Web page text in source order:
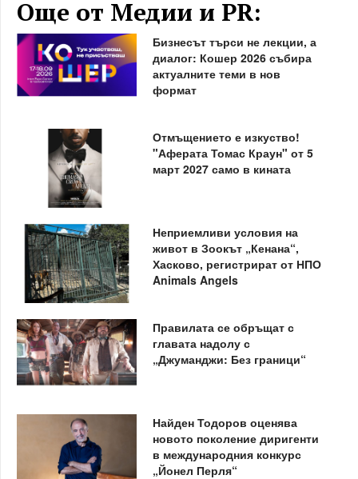
Още от Медии и PR:
Бизнесът търси не лекции, а
диалог: Кошер 2026 събира
актуалните теми в нов
формат
Отмъщението е изкуство!
"Аферата Томас Краун" от 5
март 2027 само в кината
Неприемливи условия на
живот в Зоокът „Кенана“,
Хасково, регистрират от НПО
Animals Angels
Правилата се обръщат с
главата надолу с
„Джуманджи: Без граници“
Найден Тодоров оценява
новото поколение диригенти
в международния конкурс
„Йонел Перля“